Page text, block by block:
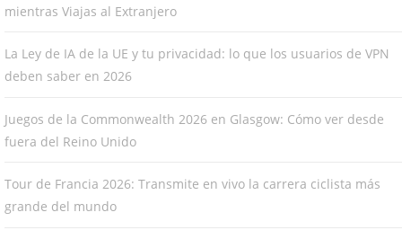
mientras Viajas al Extranjero
La Ley de IA de la UE y tu privacidad: lo que los usuarios de VPN
deben saber en 2026
Juegos de la Commonwealth 2026 en Glasgow: Cómo ver desde
fuera del Reino Unido
Tour de Francia 2026: Transmite en vivo la carrera ciclista más
grande del mundo